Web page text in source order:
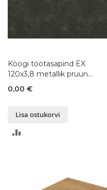
Köögi töötasapind EX
120x3,8 metallik pruun
76054, 80-300x120xK3,8 cm
0,00 €
Lisa ostukorvi